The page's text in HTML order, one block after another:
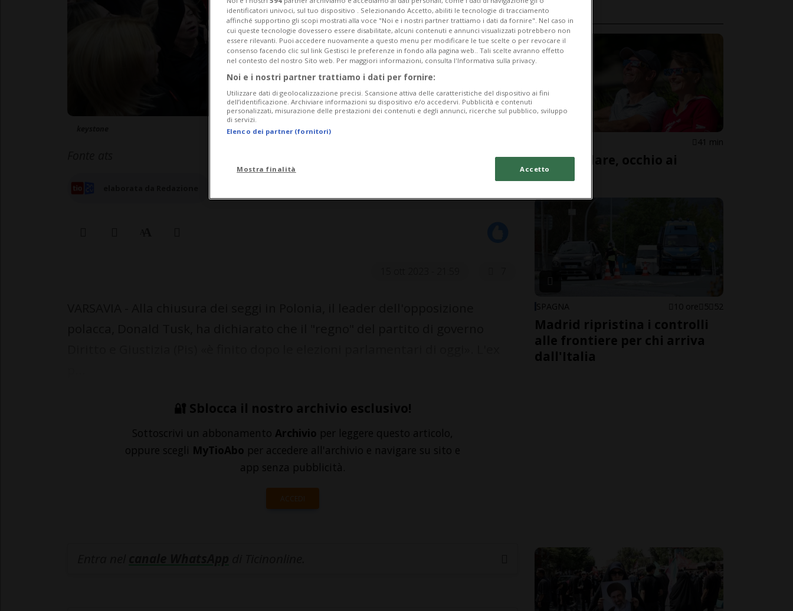
🔐 Sblocca il nostro archivio esclusivo!
Sottoscrivi un abbonamento Archivio per leggere questo articolo,
oppure scegli MyTioAbo per accedere all'archivio e navigare su sito e
app senza pubblicità.
ACCEDI
MONDO
41 min
Eclissi solare, occhio ai
pericoli
SPAGNA 10 ore 5 52
Madrid ripristina i controlli
alle frontiere per chi arriva
dall'Italia
identificatori univoci, sul tuo dispositivo . Selezionando Accetto, abiliti le tecnologie di tracciamento
affinché supportino gli scopi mostrati alla voce "Noi e i nostri partner trattiamo i dati da fornire". Nel caso in
cui queste tecnologie dovessero essere disabilitate, alcuni contenuti e annunci visualizzati potrebbero non
essere rilevanti. Puoi accedere nuovamente a questo menu per modificare le tue scelte o per revocare il
consenso facendo clic sul link Gestisci le preferenze in fondo alla pagina web.. Tali scelte avranno effetto
nel contesto del nostro Sito web. Per maggiori informazioni, consulta l'Informativa sulla privacy.
Noi e i nostri partner trattiamo i dati per fornire:
Utilizzare dati di geolocalizzazione precisi. Scansione attiva delle caratteristiche del dispositivo ai fini
dell’identificazione. Archiviare informazioni su dispositivo e/o accedervi. Pubblicità e contenuti
personalizzati, misurazione delle prestazioni dei contenuti e degli annunci, ricerche sul pubblico, sviluppo
di servizi.
Elenco dei partner (fornitori)
Mostra finalità Accetto